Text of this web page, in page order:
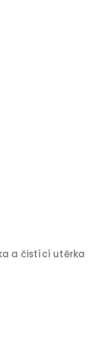
a čistící utěrka